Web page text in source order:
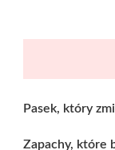
Pasek, który
Zapachy, które